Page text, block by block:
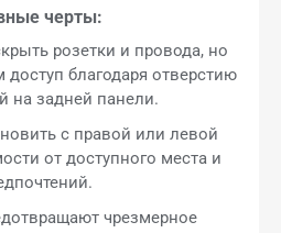
черты:
розетки и провода, но
благодаря отверстию
на задней панели.
с правой или левой
от доступного места и
чрезмерное